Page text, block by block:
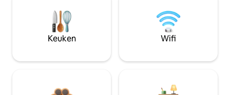
Keuken Wifi